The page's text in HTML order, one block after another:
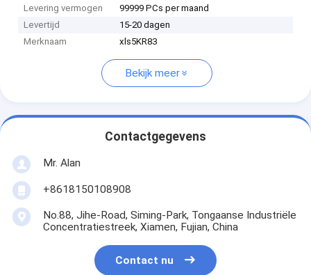
Levering vermogen
99999 PCs per maand
Levertijd
15-20 dagen
Merknaam
xls5KR83
Bekijk meer
Contactgegevens
Mr. Alan
+8618150108908
No.88, Jihe-Road, Siming-Park, Tongaanse Industriële
Concentratiestreek, Xiamen, Fujian, China
Contact nu